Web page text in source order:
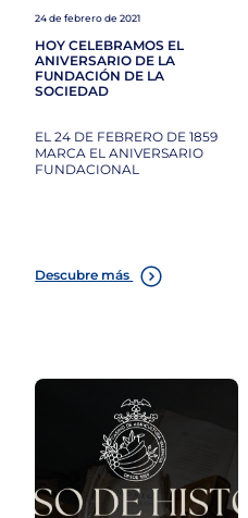
HOY CELEBRAMOS EL
ANIVERSARIO DE LA
FUNDACIÓN DE LA
SOCIEDAD
24 de febrero de 2021
EL 24 DE FEBRERO DE 1859
MARCA EL ANIVERSARIO
FUNDACIONAL
Descubre más